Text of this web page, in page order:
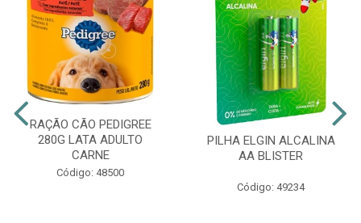
RAÇÃO CÃO PEDIGREE
280G LATA ADULTO
CARNE
Código: 48500
PILHA ELGIN ALCALINA
AA BLISTER
Código: 49234